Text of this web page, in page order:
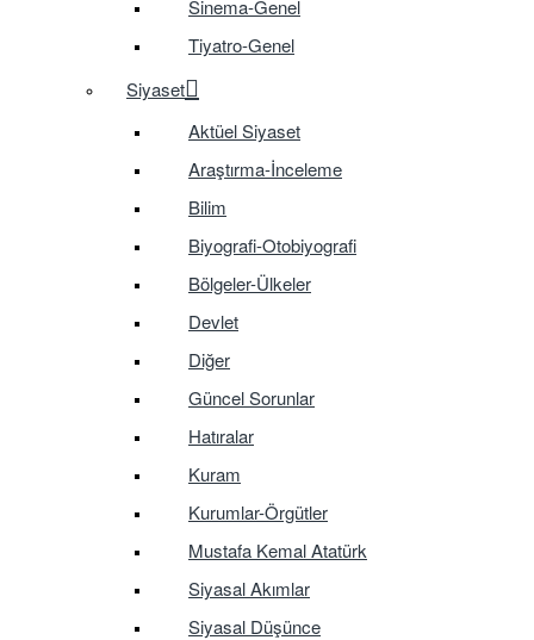
Sinema-Genel
Tiyatro-Genel
Siyaset
Aktüel Siyaset
Araştırma-İnceleme
Bilim
Biyografi-Otobiyografi
Bölgeler-Ülkeler
Devlet
Diğer
Güncel Sorunlar
Hatıralar
Kuram
Kurumlar-Örgütler
Mustafa Kemal Atatürk
Siyasal Akımlar
Siyasal Düşünce